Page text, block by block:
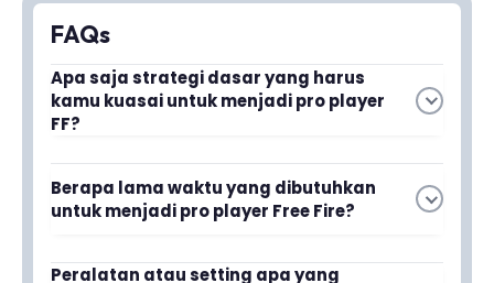
FAQs
Apa saja strategi dasar yang harus
kamu kuasai untuk menjadi pro player
FF?
Kamu perlu menguasai positioning, pemetaan
map, pengelolaan ammo, dan komunikasi tim
yang baik. Setiap strategi ini penting untuk
Berapa lama waktu yang dibutuhkan
untuk menjadi pro player Free Fire?
Waktu yang dibutuhkan berbeda-beda
Peralatan atau setting apa yang